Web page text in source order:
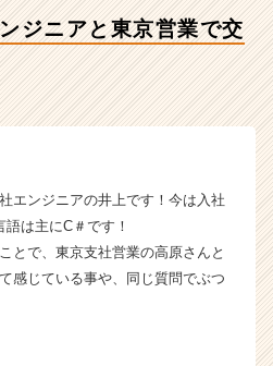
ジニアと東京営業で交
エンジニアの井上です！今は入社
は主にC＃です！
とで、東京支社営業の高原さんと
感じている事や、同じ質問でぶつ